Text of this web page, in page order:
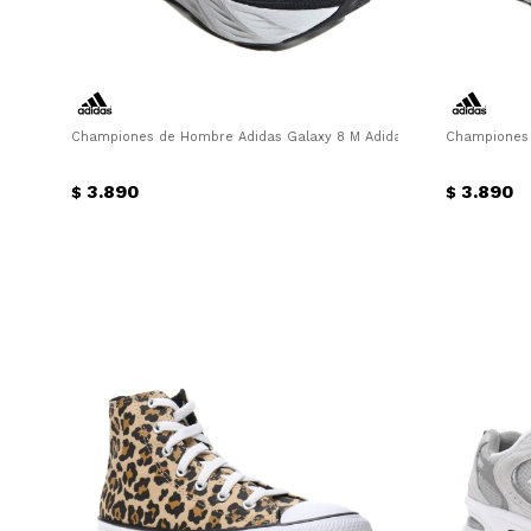
Championes de Hombre Adidas Galaxy 8 M Adidas - Negro
$ 3.890 $ 3.890